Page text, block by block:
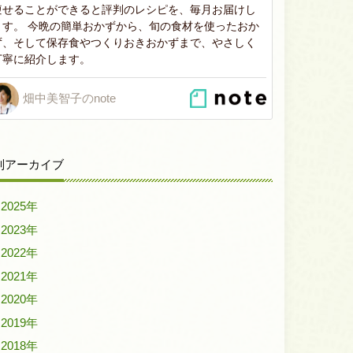
せることができると評判のレシピを、毎月お届けし
す。 今晩の簡単おかずから、旬の食材を使ったおか
、そして保存食やつくりおきおかずまで、やさしく
に紹介します。
畑中美智子のnote
アーカイブ
2025年
2023年
2022年
2021年
2020年
2019年
2018年